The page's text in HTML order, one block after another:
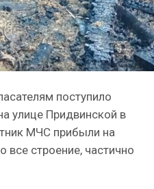
поступило
улице Придвинской в
МЧС прибыли на
все строение, частично